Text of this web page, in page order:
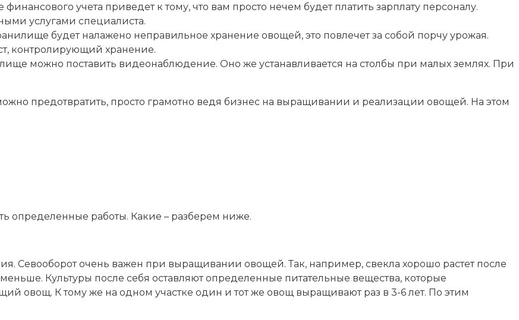
учета приведет к тому, что вам просто нечем будет платить зарплату персоналу.
услугами специалиста.
будет налажено неправильное хранение овощей, это повлечет за собой порчу урожая.
контролирующий хранение.
можно поставить видеонаблюдение. Оно же устанавливается на столбы при малых землях. При
предотвратить, просто грамотно ведя бизнес на выращивании и реализации овощей. На этом
определенные работы. Какие – разберем ниже.
Севооборот очень важен при выращивании овощей. Так, например, свекла хорошо растет после
Культуры после себя оставляют определенные питательные вещества, которые
овощ. К тому же на одном участке один и тот же овощ выращивают раз в 3-6 лет. По этим